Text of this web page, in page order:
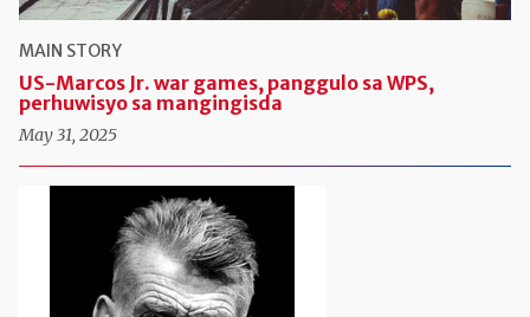
MAIN STORY
US-Marcos Jr. war games, panggulo sa WPS,
perhuwisyo sa mangingisda
May 31, 2025